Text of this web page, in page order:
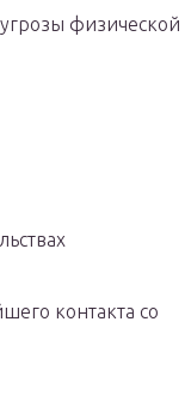
физической
контакта со